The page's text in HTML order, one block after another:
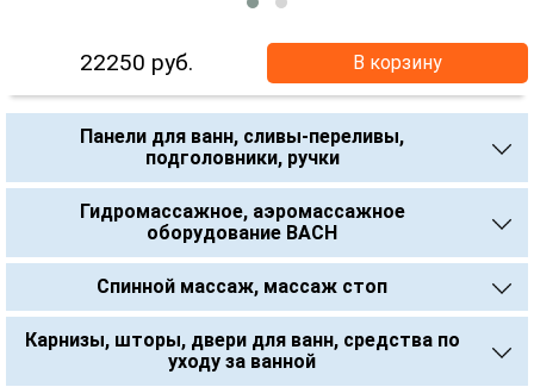
22250 руб. В корзину
Панели для ванн, сливы-переливы,
подголовники, ручки
Гидромассажное, аэромассажное
оборудование BACH
Спинной массаж, массаж стоп
Карнизы, шторы, двери для ванн, средства по
уходу за ванной